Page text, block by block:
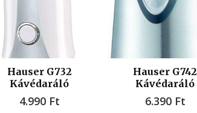
Hauser G732
Kávédaráló
4.990 Ft
Hauser G742
Kávédaráló
6.390 Ft